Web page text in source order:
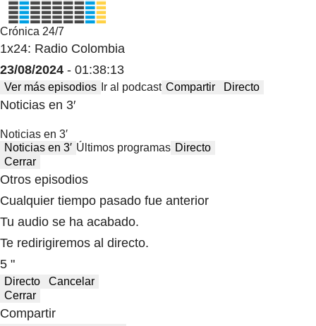
Crónica 24/7
1x24: Radio Colombia
23/08/2024 - 01:38:13
Ver más episodios Ir al podcast Compartir Directo
Noticias en 3′
Noticias en 3′
Noticias en 3′ Últimos programas Directo
Cerrar
Otros episodios
Cualquier tiempo pasado fue anterior
Tu audio se ha acabado.
Te redirigiremos al directo.
5 "
Directo
Cancelar
Cerrar
Compartir